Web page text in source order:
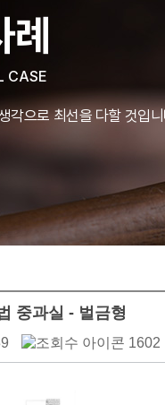
CASE
각으로 최선을 다할 것입
중과실 - 벌금형
1602